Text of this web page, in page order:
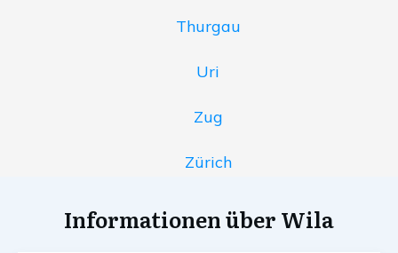
Thurgau
Uri
Zug
Zürich
Informationen über Wila